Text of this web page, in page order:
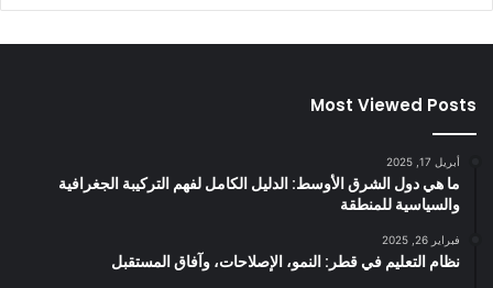
Most Viewed Posts
أبريل 17, 2025
ما هي دول الشرق الأوسط: الدليل الكامل لفهم التركيبة الجغرافية
والسياسية للمنطقة
فبراير 26, 2025
نظام التعليم في قطر: النمو، الإصلاحات، وآفاق المستقبل